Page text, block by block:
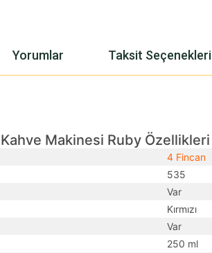
Yorumlar Taksit Seçenekleri
Makinesi Ruby Özellikleri
4 Fincan
535
Var
Kırmızı
Var
250 ml